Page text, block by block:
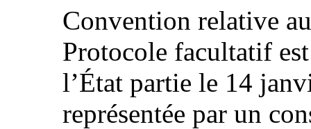
Convention relative
Protocole facultatif
l’État partie le 14
représentée par un